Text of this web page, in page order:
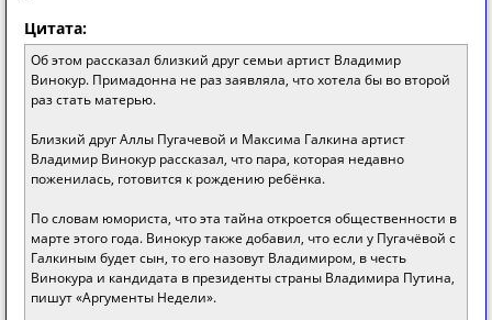
Цитата:
Об этом рассказал близкий друг семьи артист Владимир
Винокур. Примадонна не раз заявляла, что хотела бы во второй
раз стать матерью.
Близкий друг Аллы Пугачевой и Максима Галкина артист
Владимир Винокур рассказал, что пара, которая недавно
поженилась, готовится к рождению ребёнка.
По словам юмориста, что эта тайна откроется общественности в
марте этого года. Винокур также добавил, что если у Пугачёвой с
Галкиным будет сын, то его назовут Владимиром, в честь
Винокура и кандидата в президенты страны Владимира Путина,
пишут «Аргументы Недели».